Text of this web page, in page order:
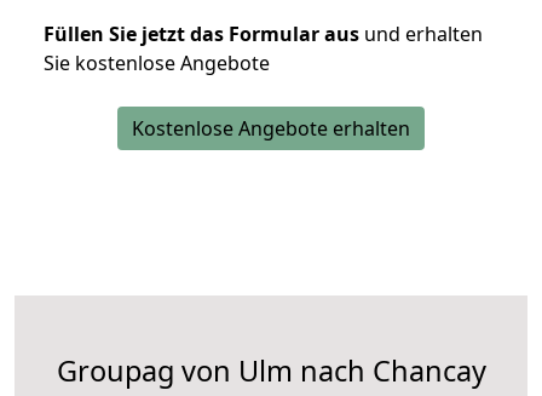
Füllen Sie jetzt das Formular aus und erhalten
Sie kostenlose Angebote
Kostenlose Angebote erhalten
Groupag von Ulm nach Chancay